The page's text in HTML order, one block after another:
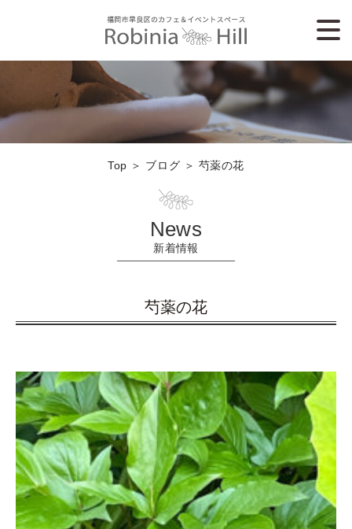
Top ＞ ブログ ＞ 芍薬の花
News
新着情報
芍薬の花